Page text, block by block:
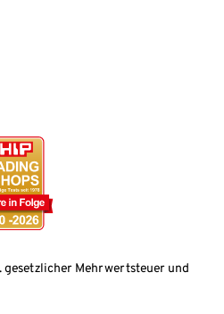
gesetzlicher Mehrwertsteuer und